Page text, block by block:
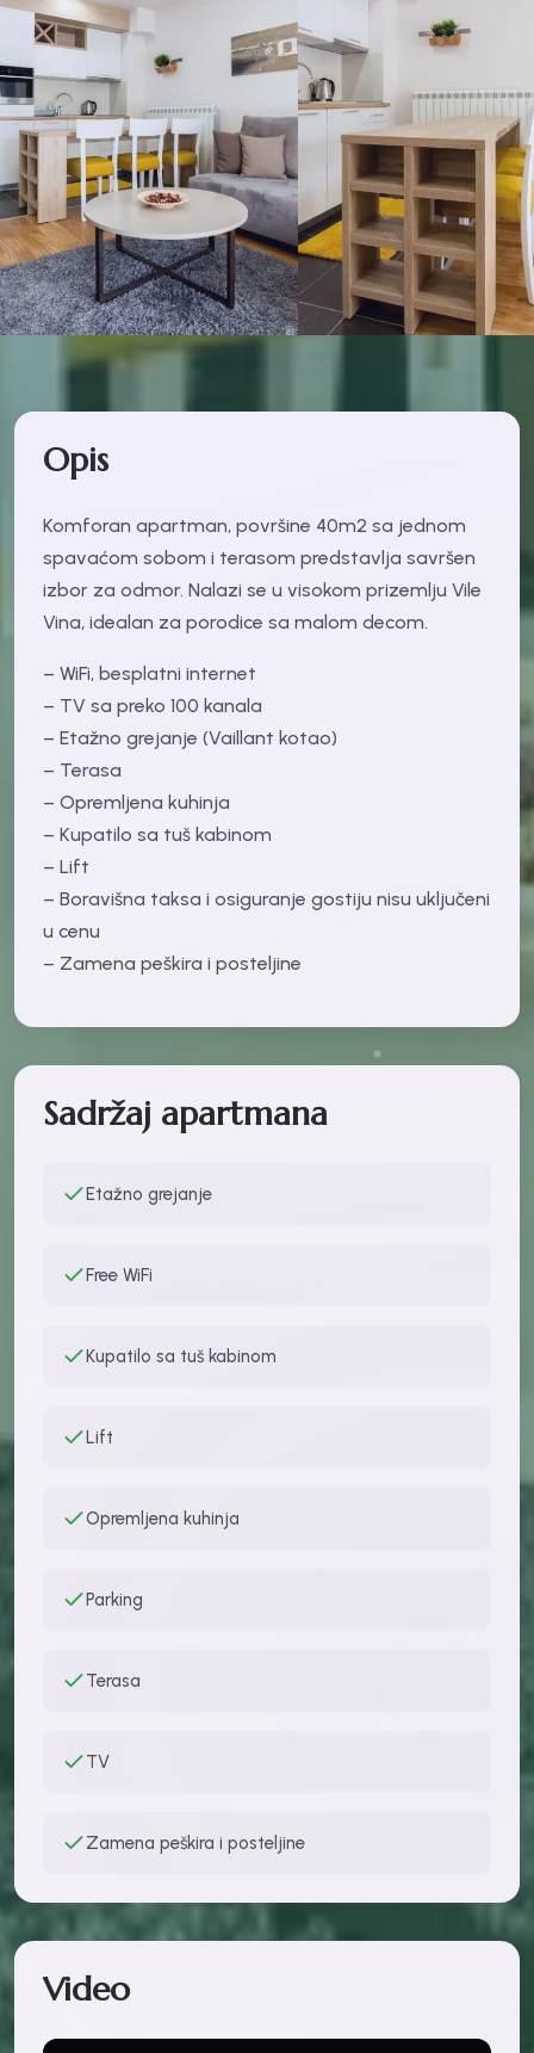
Opis
Komforan apartman, površine 40m2 sa jednom
spavaćom sobom i terasom predstavlja savršen
izbor za odmor. Nalazi se u visokom prizemlju Vile
Vina, idealan za porodice sa malom decom.
– WiFi, besplatni internet
– TV sa preko 100 kanala
– Etažno grejanje (Vaillant kotao)
– Terasa
– Opremljena kuhinja
– Kupatilo sa tuš kabinom
– Lift
– Boravišna taksa i osiguranje gostiju nisu uključeni
u cenu
– Zamena peškira i posteljine
Sadržaj apartmana
Etažno grejanje
Free WiFi
Kupatilo sa tuš kabinom
Lift
Opremljena kuhinja
Parking
Terasa
TV
Zamena peškira i posteljine
Video